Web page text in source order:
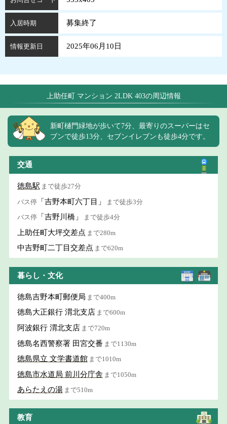
入居時期 募集終了
情報更新日 2025年06月10日
上助任町 マンション 2LDK 403の周辺情報
新町樋門緑地が歩いて7分、最寄りのスーパーはセ
ブンで徒歩13分、セブンイレブンも徒歩4分です。
交通
徳島駅 まで徒歩27分
バス停 「吉野本町六丁目」 まで徒歩3分
バス停 「吉野川橋」 まで徒歩4分
上助任町大坪交差点 まで280m
中吉野町二丁目交差点 まで620m
暮らし・文化
徳島吉野本町郵便局 まで400m
徳島大正銀行 渭北支店 まで600m
阿波銀行 渭北支店 まで720m
徳島名西警察署 田宮交番 まで1130m
徳島県立 文学書道館 まで1010m
徳島市水道局 前川分庁舎 まで1050m
あらたえの湯 まで510m
教育